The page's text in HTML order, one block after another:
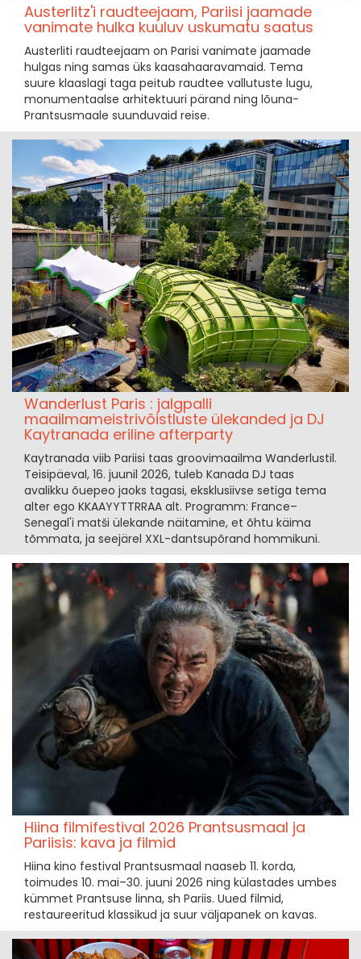
Austerlitz'i raudteejaam, Pariisi jaamade
vanimate hulka kuuluv uskumatu saatus
Austerliti raudteejaam on Parisi vanimate jaamade
hulgas ning samas üks kaasahaaravamaid. Tema
suure klaaslagi taga peitub raudtee vallutuste lugu,
monumentaalse arhitektuuri pärand ning lõuna-
Prantsusmaale suunduvaid reise.
Wanderlust Paris : jalgpalli
maailmameistrivõistluste ülekanded ja DJ
Kaytranada eriline afterparty
Kaytranada viib Pariisi taas groovimaailma Wanderlustil.
Teisipäeval, 16. juunil 2026, tuleb Kanada DJ taas
avalikku õuepeo jaoks tagasi, eksklusiivse setiga tema
alter ego KKAAYYTTRRAA alt. Programm: France–
Senegal'i matši ülekande näitamine, et õhtu käima
tõmmata, ja seejärel XXL-dantsupõrand hommikuni.
Hiina filmifestival 2026 Prantsusmaal ja
Pariisis: kava ja filmid
Hiina kino festival Prantsusmaal naaseb 11. korda,
toimudes 10. mai–30. juuni 2026 ning külastades umbes
kümmet Prantsuse linna, sh Pariis. Uued filmid,
restaureeritud klassikud ja suur väljapanek on kavas.